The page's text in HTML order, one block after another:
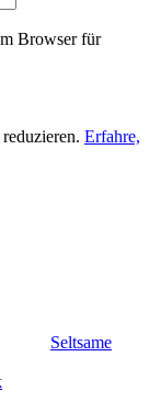
Browser für
Erfahre,
Seltsame